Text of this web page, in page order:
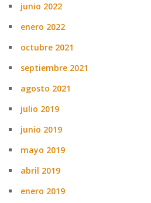
junio 2022
enero 2022
octubre 2021
septiembre 2021
agosto 2021
julio 2019
junio 2019
mayo 2019
abril 2019
enero 2019